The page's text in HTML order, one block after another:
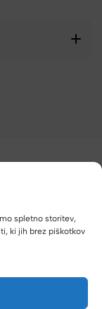
spletno storitev,
ki jih brez piškotkov
5)
cen in velike